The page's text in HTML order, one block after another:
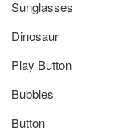
Sunglasses
Dinosaur
Play Button
Bubbles
Button